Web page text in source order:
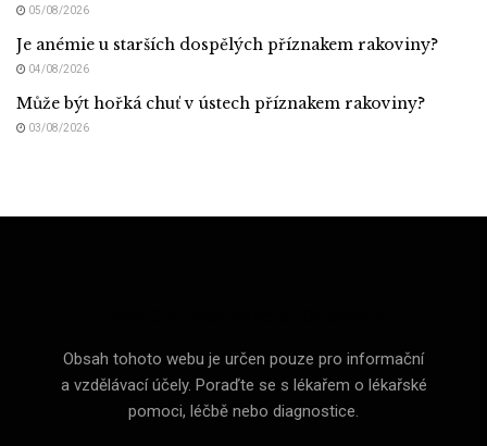
05/08/2026
Je anémie u starších dospělých příznakem rakoviny?
04/08/2026
Může být hořká chuť v ústech příznakem rakoviny?
03/08/2026
Obsah tohoto webu je určen pouze pro informační
a vzdělávací účely. Poraďte se s lékařem o lékařské
pomoci, léčbě nebo diagnostice.